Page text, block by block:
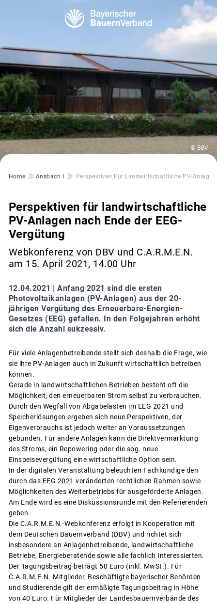
© BBV
Pfadnavigation
Home Ansbach I Perspektiven Für Landwirtschaftliche PV-
Perspektiven für landwirtschaftliche
PV-Anlagen nach Ende der EEG-
Vergütung
Webkonferenz von DBV und C.A.R.M.E.N.
am 15. April 2021, 14.00 Uhr
12.04.2021 | Anfang 2021 sind die ersten
Photovoltaikanlagen (PV-Anlagen) aus der 20-
jährigen Vergütung des Erneuerbare-Energien-
Gesetzes (EEG) gefallen. In den Folgejahren erhöht
sich die Anzahl sukzessiv.
Für viele Anlagenbetreibende stellt sich deshalb die Frage, wie
sie ihre PV-Anlagen auch in Zukunft wirtschaftlich betreiben
können.
Gerade in landwirtschaftlichen Betrieben besteht oft die
Möglichkeit, den erneuerbaren Strom selbst zu verbrauchen.
Durch den Wegfall von Abgabelasten im EEG 2021 und
Speicherlösungen ergeben sich neue Perspektiven, der
Eigenverbrauchs ist jedoch weiter an Voraussetzungen
gebunden. Für andere Anlagen kann die Direktvermarktung
des Stroms, ein Repowering oder die sog. neue
Einspeisevergütung eine wirtschaftliche Option sein.
In der digitalen Veranstaltung beleuchten Fachkundige den
durch das EEG 2021 veränderten rechtlichen Rahmen sowie
Möglichkeiten des Weiterbetriebs für ausgeförderte Anlagen.
Am Ende wird es eine Diskussionsrunde mit den Referierenden
geben.
Die C.A.R.M.E.N.-Webkonferenz erfolgt in Kooperation mit
dem Deutschen Bauernverband (DBV) und richtet sich
insbesondere an Anlagenbetreibende, landwirtschaftliche
Betriebe, Energieberatende sowie alle fachlich Interessierten.
Der Tagungsbeitrag beträgt 50 Euro (inkl. MwSt.). Für
C.A.R.M.E.N.-Mitglieder, Beschäftigte bayerischer Behörden
und Studierende gilt der ermäßigte Tagungsbeitrag in Höhe
von 40 Euro. Für Mitglieder der Landesbauernverbände des